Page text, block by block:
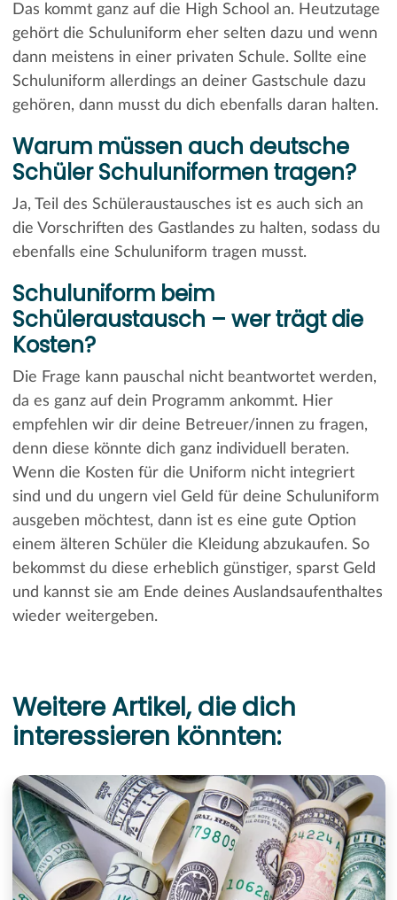
Das kommt ganz auf die High School an. Heutzutage
gehört die Schuluniform eher selten dazu und wenn
dann meistens in einer privaten Schule. Sollte eine
Schuluniform allerdings an deiner Gastschule dazu
gehören, dann musst du dich ebenfalls daran halten.
Warum müssen auch deutsche
Schüler Schuluniformen tragen?
Ja, Teil des Schüleraustausches ist es auch sich an
die Vorschriften des Gastlandes zu halten, sodass du
ebenfalls eine Schuluniform tragen musst.
Schuluniform beim
Schüleraustausch – wer trägt die
Kosten?
Die Frage kann pauschal nicht beantwortet werden,
da es ganz auf dein Programm ankommt. Hier
empfehlen wir dir deine Betreuer/innen zu fragen,
denn diese könnte dich ganz individuell beraten.
Wenn die Kosten für die Uniform nicht integriert
sind und du ungern viel Geld für deine Schuluniform
ausgeben möchtest, dann ist es eine gute Option
einem älteren Schüler die Kleidung abzukaufen. So
bekommst du diese erheblich günstiger, sparst Geld
und kannst sie am Ende deines Auslandsaufenthaltes
wieder weitergeben.
Weitere Artikel, die dich
interessieren könnten: